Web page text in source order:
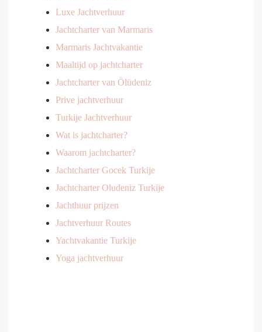
Luxe Jachtverhuur
Jachtcharter van Marmaris
Marmaris Jachtvakantie
Maaltijd op jachtcharter
Jachtcharter van Ölüdeniz
Prive jachtverhuur
Turkije Jachtverhuur
Wat is jachtcharter?
Waarom jachtcharter?
Jachtcharter Gocek Turkije
Jachtcharter Oludeniz Turkije
Jachthuur prijzen
Jachtverhuur Routes
Yachtvakantie Turkije
Yoga jachtverhuur